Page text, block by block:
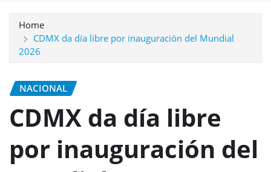
Home
CDMX da día libre por inauguración del Mundial
2026
NACIONAL
CDMX da día libre
por inauguración del